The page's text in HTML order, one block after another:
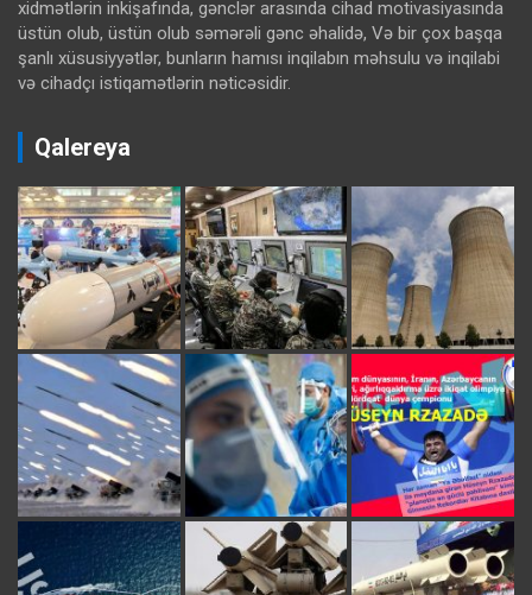
xidmətlərin inkişafında, gənclər arasında cihad motivasiyasında
üstün olub, üstün olub səmərəli gənc əhalidə, Və bir çox başqa
şanlı xüsusiyyətlər, bunların hamısı inqilabın məhsulu və inqilabi
və cihadçı istiqamətlərin nəticəsidir.
Qalereya